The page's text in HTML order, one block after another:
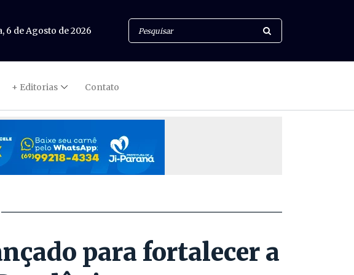
6 de Agosto de 2026
+ Editorias Contato
para fortalecer a